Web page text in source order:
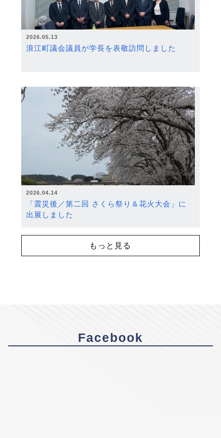
2026.05.13
浪江町議会議員が学長を表敬訪問しました
2026.04.14
「震災後／第二回 さくら祭り＆花火大会」に
出展しました
もっと見る
Facebook